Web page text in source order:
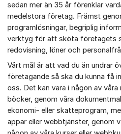
sedan mer än 35 år förenklar
medelstora företag. Främst
programlösningar, begriplig
verktyg för att sköta företagets
redovisning, löner och
Vårt mål är att vad du än undrar
företagande så ska du kunna få
oss. Det kan vara i någon av
böcker, genom våra
ekonomi- eller skatteprogram,
appar eller webbtjänster, genom